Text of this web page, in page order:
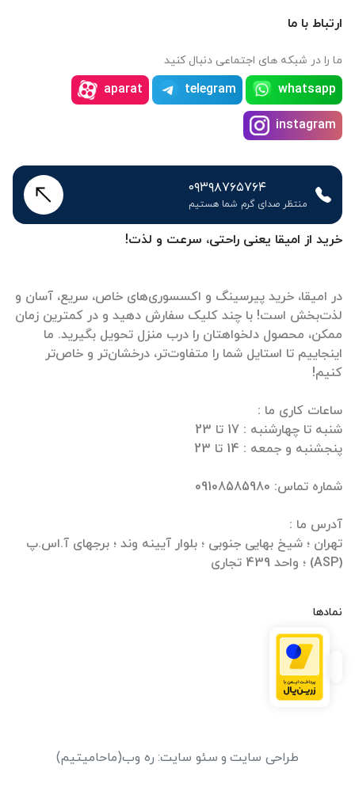
خرید از امیقا یعنی راحتی، سرعت و لذت!
در امیقا، خرید پیرسینگ و اکسسوری‌های خاص، سریع، آسان و
لذت‌بخش است! با چند کلیک سفارش دهید و در کمترین زمان
ممکن، محصول دلخواهتان را درب منزل تحویل بگیرید. ما
اینجاییم تا استایل شما را متفاوت‌تر، درخشان‌تر و خاص‌تر
تهران ؛ شیخ بهایی جنوبی ؛ بلوار آیینه وند ؛ برجهای آ.اس.پ
(ASP) ؛ واحد 439 تجاری
نمادها
ارتباط با ما
ما را در شبکه های اجتماعی دنبال کنید
whatsapp
telegram
aparat
instagram
۰۹۳۹۸۷۶۵۷۶۴
منتظر صدای گرم شما هستیم
طراحی سایت و سئو سایت: ره وب(ماحامیتیم)